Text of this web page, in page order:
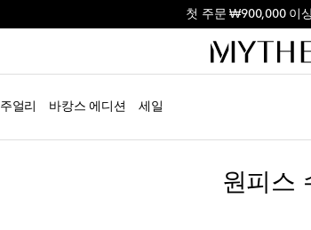
첫 주문 ₩900,000 이
주얼리 바캉스 에디션 세일
원피스